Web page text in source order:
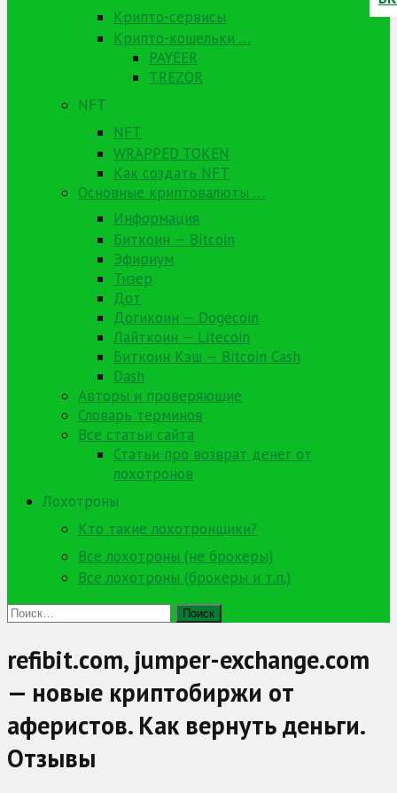
Крипто-сервисы
Крипто-кошельки …
PAYEER
TREZOR
NFT
NFT
WRAPPED TOKEN
Как создать NFT
Основные криптовалюты …
Информация
Биткоин — Bitcoin
Эфириум
Тизер
Дот
Догикоин — Dogecoin
Лайткоин — Litecoin
Биткоин Кэш — Bitcoin Cash
Dash
Авторы и проверяющие
Словарь терминов
Все статьи сайта
Статьи про возврат денег от
лохотронов
Лохотроны
Кто такие лохотронщики?
Все лохотроны (не брокеры)
Все лохотроны (брокеры и т.п.)
Найти:
refibit.com, jumper-exchange.com
— новые криптобиржи от
аферистов. Как вернуть деньги.
Отзывы